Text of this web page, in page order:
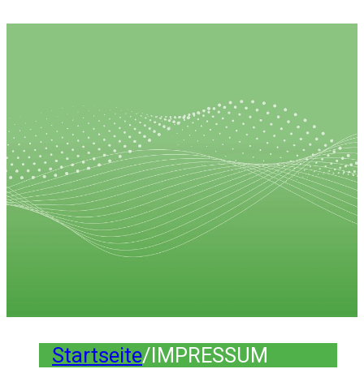
Startseite/IMPRESSUM